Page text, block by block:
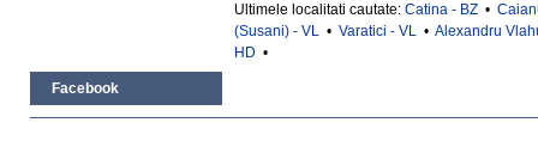
Facebook
Ultimele localitati cautate: Catina - BZ •
(Susani) - VL • Varatici - VL • Alexandru
HD •